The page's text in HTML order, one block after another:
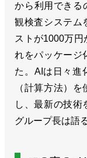
から利用できる
観検査システム
ストが1000万
れをパッケージ
た。AIは日々進
（計算方法）
し、最新の技術
グループ長は語る